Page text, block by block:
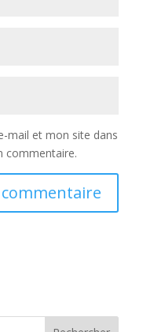
mail et mon site dans
commentaire.